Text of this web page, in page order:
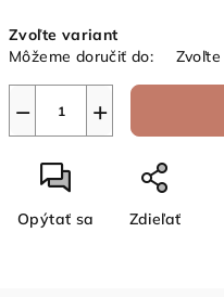
cena:
Zvoľte variant
Môžeme doručiť do:
+
−
Opýtať sa Zdieľať